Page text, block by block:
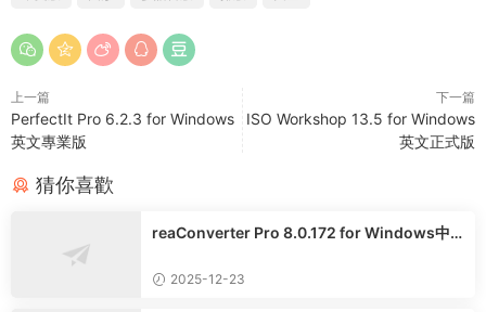
上一篇
PerfectIt Pro 6.2.3 for Windows
英文專業版
下一篇
ISO Workshop 13.5 for Windows
英文正式版
猜你喜歡
reaConverter Pro 8.0.172 for Windows中
2025-12-23